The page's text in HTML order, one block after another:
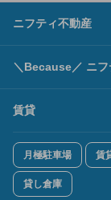
ニフティ不動産
＼Because／ ニフ
賃貸
月極駐車場 賃
貸し倉庫